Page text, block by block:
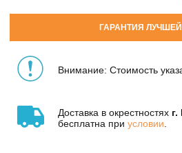
ГАРАНТИЯ
Внимание: Стоимость
Доставка в окрестностях
бесплатна при условии